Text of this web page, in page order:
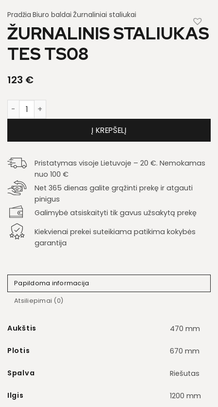
Pradžia Biuro baldai Žurnaliniai staliukai
ŽURNALINIS STALIUKAS
TES TS08
123 €
produkto kiekis: Žurnalinis staliukas Tes TS08
Į KREPŠELĮ
Pristatymas visoje Lietuvoje – 20 €. Nemokamas
nuo 100 €
Net 365 dienas galite grąžinti prekę ir atgauti
pinigus
Galimybė atsiskaityti tik gavus užsakytą prekę
Kiekvienai prekei suteikiama patikima kokybės
garantija
Papildoma informacija
Atsiliepimai (0)
Aukštis 470 mm
Plotis 670 mm
Spalva Riešutas
Ilgis 1200 mm